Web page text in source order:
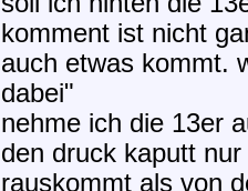
komment ist nicht
auch etwas kommt.
dabei"
nehme ich die 13er
den druck kaputt
rauskommt als von